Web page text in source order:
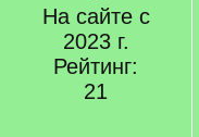
На сайте с
2023 г.
Рейтинг:
21